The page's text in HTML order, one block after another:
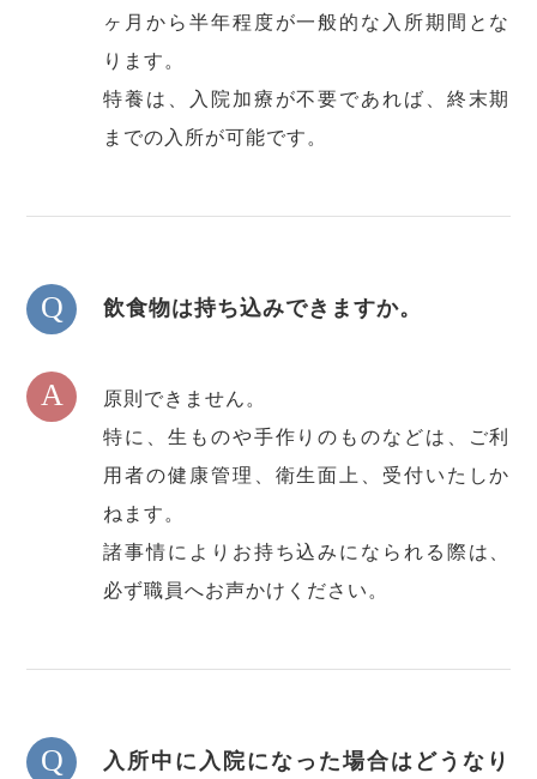
ヶ月から半年程度が一般的な入所期間とな
ります。
特養は、入院加療が不要であれば、終末期
までの入所が可能です。
Q 飲食物は持ち込みできますか。
A
原則できません。
特に、生ものや手作りのものなどは、ご利
用者の健康管理、衛生面上、受付いたしか
ねます。
諸事情によりお持ち込みになられる際は、
必ず職員へお声かけください。
Q
入所中に入院になった場合はどうなり